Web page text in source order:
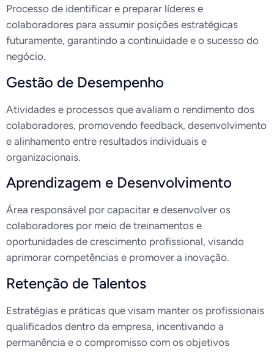
Processo de identificar e preparar líderes e
colaboradores para assumir posições estratégicas
futuramente, garantindo a continuidade e o sucesso do
negócio.
Gestão de Desempenho
Atividades e processos que avaliam o rendimento dos
colaboradores, promovendo feedback, desenvolvimento
e alinhamento entre resultados individuais e
organizacionais.
Aprendizagem e Desenvolvimento
Área responsável por capacitar e desenvolver os
colaboradores por meio de treinamentos e
oportunidades de crescimento profissional, visando
aprimorar competências e promover a inovação.
Retenção de Talentos
Estratégias e práticas que visam manter os profissionais
qualificados dentro da empresa, incentivando a
permanência e o compromisso com os objetivos